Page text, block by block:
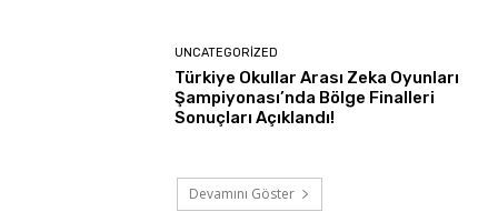
UNCATEGORIZED
Türkiye Okullar Arası Zeka Oyunları
Şampiyonası’nda Bölge Finalleri
Sonuçları Açıklandı!
Devamını Göster